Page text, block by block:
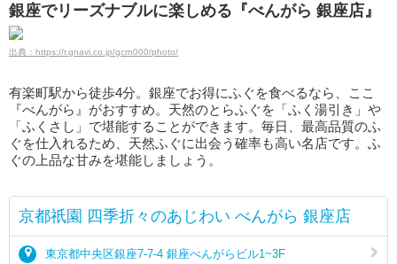
銀座でリーズナブルに楽しめる『べんがら 銀座店』
出典：https://r.gnavi.co.jp/gcrn000/photo/
有楽町駅から徒歩4分。銀座でお得にふぐを食べるなら、ここ
『べんがら』がおすすめ。天然のとらふぐを「ふく湯引き」や
「ふくさし」で堪能することができます。毎日、最高品質のふ
ぐを仕入れるため、天然ふぐに出会う確率も高い名店です。ふ
ぐの上品な甘みを堪能しましょう。
京都祇園 四季折々のあじわい べんがら 銀座店
東京都中央区銀座7-7-4 銀座べんがらビル1~3F